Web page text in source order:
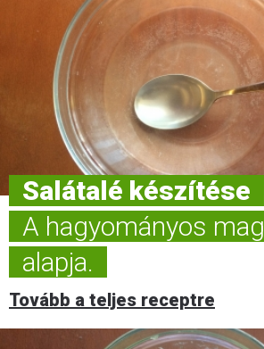
Salátalé készítése
A hagyományos
alapja.
Tovább a teljes receptre